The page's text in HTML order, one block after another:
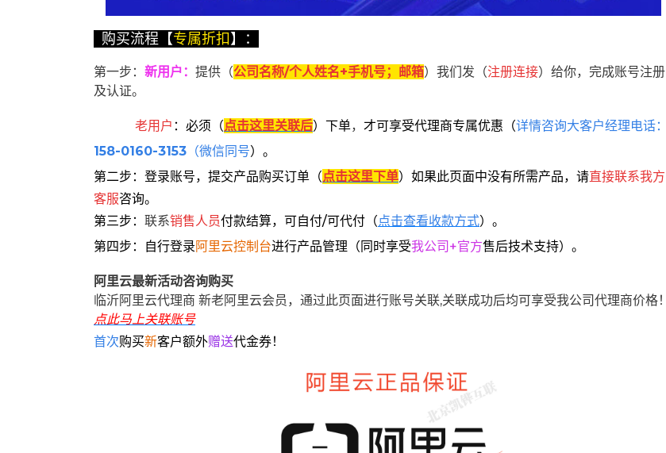
购买流程【专属折扣】：
第一步： 新用户 ： 提供（公司名称/个人姓名+手机号；邮箱）我们发（注册连接）给你，完成账号注册
及认证。
老用户 ： 必须 （点击这里关联后） 下单， 才可享受代理商专属优惠 （详情咨询大客户经理电话：
158-0160-3153 （微信同号） 。
第二步：登录账号，提交产品购买订单（点击这里下单） 如果此页面中没有所需产品，请直接联系我方
客服咨询。
第三步： 联系销售人员付款结算，可自付/可代付（点击查看收款方式）。
第四步：自行登录阿里云控制台进行产品管理（同时享受我公司+官方售后技术支持）。
阿里云最新活动咨询购买
临沂阿里云代理商 新老阿里云会员，通过此页面进行账号关联,关联成功后均可享受我公司代理商价格！
点此马上关联账号
首次购买新客户额外赠送代金券！